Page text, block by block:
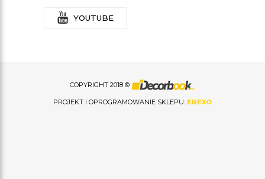
YOUTUBE
COPYRIGHT 2018 ©
PROJEKT I OPROGRAMOWANIE SKLEPU: EBEXO